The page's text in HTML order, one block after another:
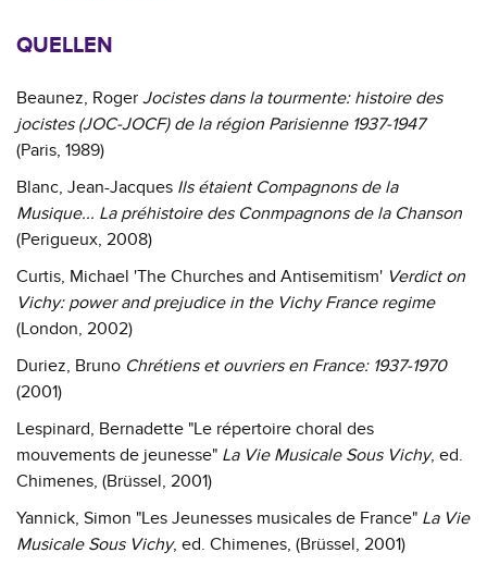
QUELLEN
Beaunez, Roger Jocistes dans la tourmente: histoire des
jocistes (JOC-JOCF) de la région Parisienne 1937-1947
(Paris, 1989)
Blanc, Jean-Jacques Ils étaient Compagnons de la
Musique... La préhistoire des Conmpagnons de la Chanson
(Perigueux, 2008)
Curtis, Michael 'The Churches and Antisemitism' Verdict on
Vichy: power and prejudice in the Vichy France regime
(London, 2002)
Duriez, Bruno Chrétiens et ouvriers en France: 1937-1970
(2001)
Lespinard, Bernadette "Le répertoire choral des
mouvements de jeunesse" La Vie Musicale Sous Vichy, ed.
Chimenes, (Brüssel, 2001)
Yannick, Simon "Les Jeunesses musicales de France" La Vie
Musicale Sous Vichy, ed. Chimenes, (Brüssel, 2001)